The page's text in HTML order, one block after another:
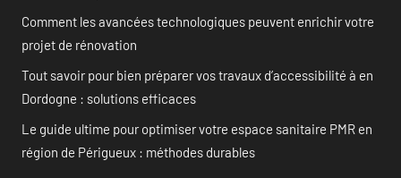
Comment les avancées technologiques peuvent enrichir votre
projet de rénovation
Tout savoir pour bien préparer vos travaux d’accessibilité à en
Dordogne : solutions efficaces
Le guide ultime pour optimiser votre espace sanitaire PMR en
région de Périgueux : méthodes durables